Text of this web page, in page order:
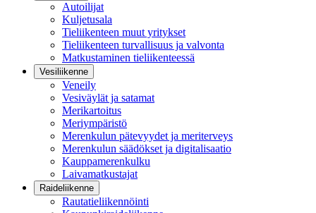
Autoilijat
Kuljetusala
Tieliikenteen muut yritykset
Tieliikenteen turvallisuus ja valvonta
Matkustaminen tieliikenteessä
Vesiliikenne
Veneily
Vesiväylät ja satamat
Merikartoitus
Meriympäristö
Merenkulun pätevyydet ja meriterveys
Merenkulun säädökset ja digitalisaatio
Kauppamerenkulku
Laivamatkustajat
Raideliikenne
Rautatieliikennöinti